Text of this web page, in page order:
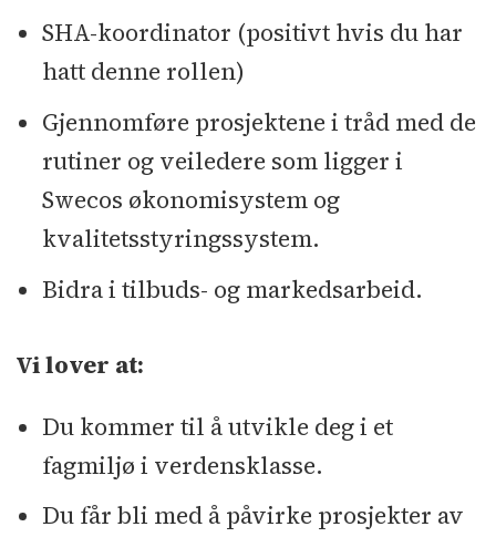
SHA-koordinator (positivt hvis du har
hatt denne rollen)
Gjennomføre prosjektene i tråd med de
rutiner og veiledere som ligger i
Swecos økonomisystem og
kvalitetsstyringssystem.
Bidra i tilbuds- og markedsarbeid.
Vi lover at:
Du kommer til å utvikle deg i et
fagmiljø i verdensklasse.
Du får bli med å påvirke prosjekter av